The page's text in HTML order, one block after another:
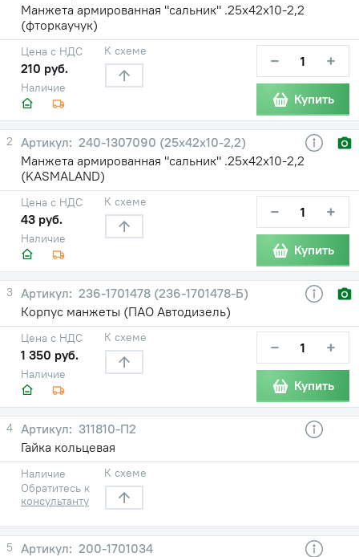
Манжета армированная "сальник" .25х42х10-2,2
(фторкаучук)
Наличие
Цена с НДС
210 руб.
К схеме − +
Купить
2
240-1307090 (25х42х10-2,2)
Манжета армированная "сальник" .25х42х10-2,2
(KASMALAND)
Наличие
Цена с НДС
43 руб.
К схеме − +
Купить
3
236-1701478 (236-1701478-Б)
Корпус манжеты (ПАО Автодизель)
Наличие
Цена с НДС
1 350 руб.
К схеме − +
Купить
4
311810-П2
Гайка кольцевая
Наличие
Обратитесь к
консультанту
К схеме
5
200-1701034